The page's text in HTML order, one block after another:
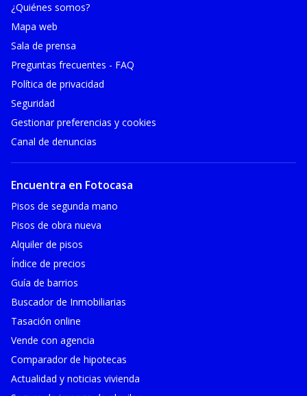
¿Quiénes somos?
Mapa web
Sala de prensa
Preguntas frecuentes - FAQ
Política de privacidad
Seguridad
Gestionar preferencias y cookies
Canal de denuncias
Encuentra en Fotocasa
Pisos de segunda mano
Pisos de obra nueva
Alquiler de pisos
Índice de precios
Guía de barrios
Buscador de Inmobiliarias
Tasación online
Vende con agencia
Comparador de hipotecas
Actualidad y noticias vivienda